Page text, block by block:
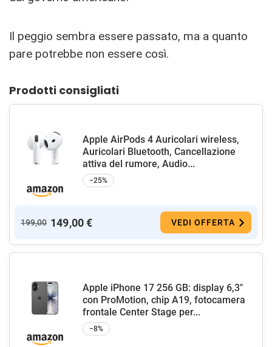
Il peggio sembra essere passato, ma a quanto
pare potrebbe non essere così.
Prodotti consigliati
Apple AirPods 4 Auricolari wireless,
Auricolari Bluetooth, Cancellazione
attiva del rumore, Audio...
−25%
199,00 149,00 € VEDI OFFERTA
Apple iPhone 17 256 GB: display 6,3"
con ProMotion, chip A19, fotocamera
frontale Center Stage per...
−8%